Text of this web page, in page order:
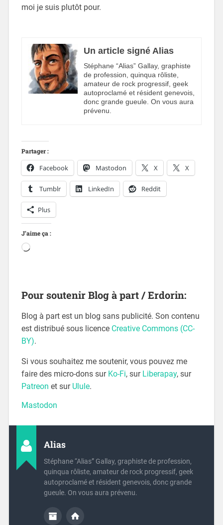
moi je suis plutôt pour.
Un article signé Alias
Stéphane “Alias” Gallay, graphiste
de profession, quinqua rôliste,
amateur de rock progressif, geek
autoproclamé et résident genevois,
donc grande gueule. On vous aura
prévenu.
Partager :
Facebook Mastodon X X
Tumblr LinkedIn Reddit
Plus
J’aime ça :
Pour soutenir Blog à part / Erdorin:
Blog à part est un blog sans publicité. Son contenu
est distribué sous licence Creative Commons (CC-
BY).
Si vous souhaitez me soutenir, vous pouvez me
faire des micro-dons sur Ko-Fi, sur Liberapay, sur
Patreon et sur Ulule.
Mastodon
Alias
Stéphane “Alias” Gallay, graphiste de profession,
quinqua rôliste, amateur de rock progressif, geek
autoproclamé et résident genevois, donc grande
gueule. On vous aura prévenu.